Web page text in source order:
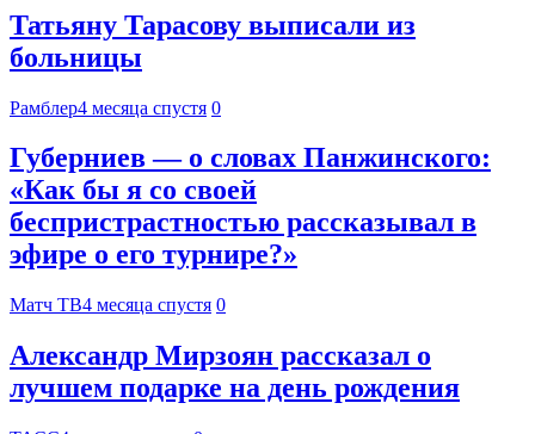
Татьяну Тарасову выписали из
больницы
Рамблер4 месяца спустя 0
Губерниев — о словах Панжинского:
«Как бы я со своей
беспристрастностью рассказывал в
эфире о его турнире?»
Матч ТВ4 месяца спустя 0
Александр Мирзоян рассказал о
лучшем подарке на день рождения